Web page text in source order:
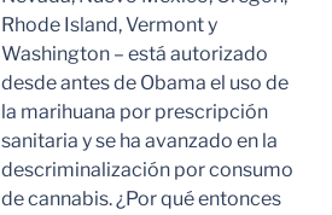
Rhode Island, Vermont y
Washington – está autorizado
desde antes de Obama el uso de
la marihuana por prescripción
sanitaria y se ha avanzado en la
descriminalización por consumo
de cannabis. ¿Por qué entonces